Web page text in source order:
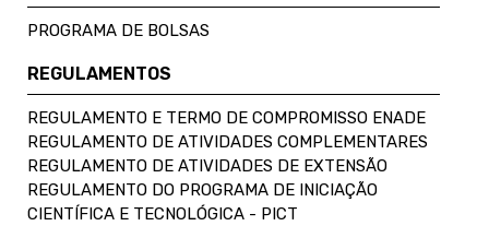
PROGRAMA DE BOLSAS
REGULAMENTOS
REGULAMENTO E TERMO DE COMPROMISSO ENADE
REGULAMENTO DE ATIVIDADES COMPLEMENTARES
REGULAMENTO DE ATIVIDADES DE EXTENSÃO
REGULAMENTO DO PROGRAMA DE INICIAÇÃO
CIENTÍFICA E TECNOLÓGICA - PICT